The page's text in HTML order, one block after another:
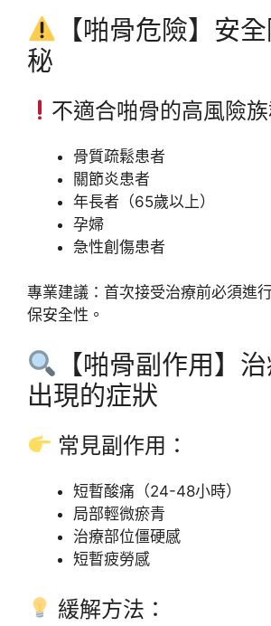
【啪骨危險】安
秘
不適合啪骨的高風險
骨質疏鬆患者
關節炎患者
年長者（65歲以上）
孕婦
急性創傷患者
專業建議：首次接受治療前必須進
保安全性。
【啪骨副作用】
出現的症狀
常見副作用：
短暫酸痛（24-48小時）
局部輕微瘀青
治療部位僵硬感
短暫疲勞感
緩解方法：